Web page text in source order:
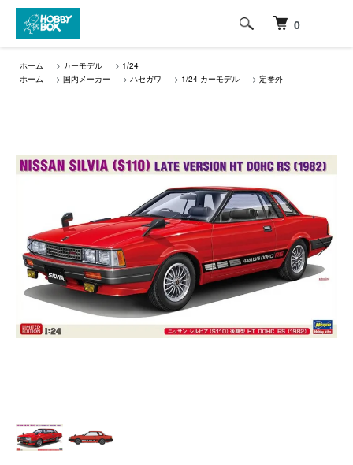
0
ホーム > カーモデル > 1/24
ホーム
> 国内メーカー > ハセガワ > 1/24 カーモデル > 定番外